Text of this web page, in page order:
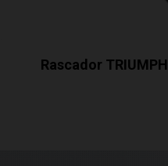
Rascador